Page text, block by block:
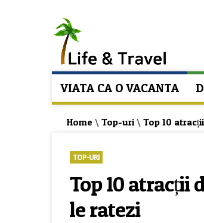
VIATA CA O VACANTA
Home \ Top-uri \ Top 10
TOP-URI
Top 10 atracții
le ratezi